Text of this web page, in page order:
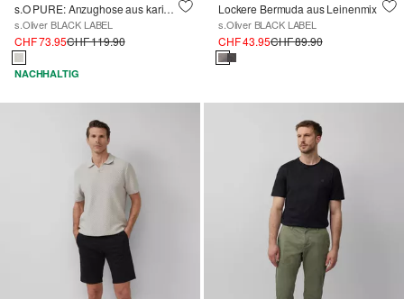
s.O PURE: Anzughose aus kariertem Stretch-Gewebe
s.Oliver BLACK LABEL
CHF 73.95CHF 119.90
NACHHALTIG
Lockere Bermuda aus Leinenmix
s.Oliver BLACK LABEL
CHF 43.95CHF 89.90